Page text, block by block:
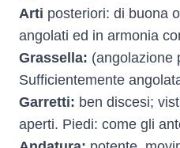
Arti posteriori: di buona
angolati ed in armonia
Grassella: (angolazione
Sufficientemente
Garretti: ben discesi;
aperti. Piedi: come gli